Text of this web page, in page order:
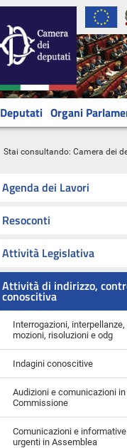
Deputati Organi
Stai consultando: Camera dei
Agenda dei Lavori
Resoconti
Attività Legislativa
Attività di indirizzo,
conoscitiva
Interrogazioni, interpellanze,
mozioni, risoluzioni e odg
Indagini conoscitive
Audizioni e comunicazioni in
Commissione
Comunicazioni e informative
urgenti in Assemblea